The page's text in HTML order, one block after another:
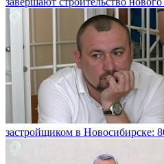
застройщиком в Новосибирске: